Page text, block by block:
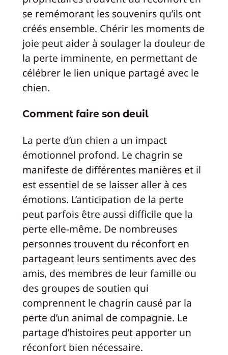
se remémorant les souvenirs qu’ils ont
créés ensemble. Chérir les moments de
joie peut aider à soulager la douleur de
la perte imminente, en permettant de
célébrer le lien unique partagé avec le
chien.
Comment faire son deuil
La perte d’un chien a un impact
émotionnel profond. Le chagrin se
manifeste de différentes manières et il
est essentiel de se laisser aller à ces
émotions. L’anticipation de la perte
peut parfois être aussi difficile que la
perte elle-même. De nombreuses
personnes trouvent du réconfort en
partageant leurs sentiments avec des
amis, des membres de leur famille ou
des groupes de soutien qui
comprennent le chagrin causé par la
perte d’un animal de compagnie. Le
partage d’histoires peut apporter un
réconfort bien nécessaire.